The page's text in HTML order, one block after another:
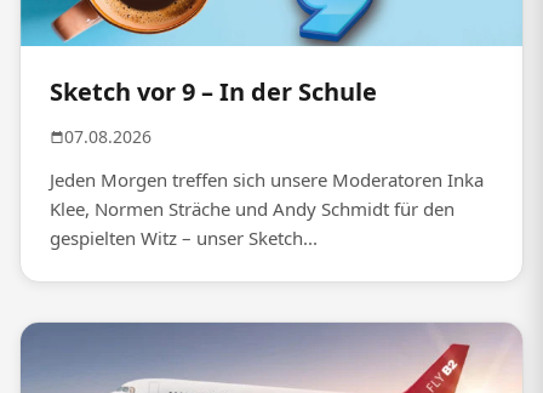
Sketch vor 9 – In der Schule
07.08.2026
Jeden Morgen treffen sich unsere Moderatoren Inka
Klee, Normen Sträche und Andy Schmidt für den
gespielten Witz – unser Sketch...